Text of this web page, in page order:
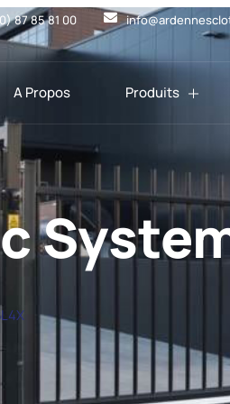
87 85 81 00
A Propos Produits